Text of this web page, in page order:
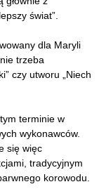
świat”.
dla Maryli
trzeba
czy utworu „Niech
terminie w
wykonawców.
się więc
tradycyjnym
korowodu.